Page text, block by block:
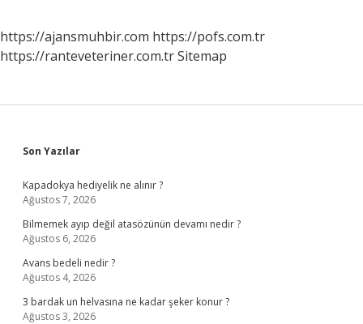
https://ajansmuhbir.com https://pofs.com.tr
https://ranteveteriner.com.trSitemap
Sidebar
Son Yazılar
Kapadokya hediyelik ne alınır ?
Ağustos 7, 2026
Bilmemek ayıp değil atasözünün devamı nedir ?
Ağustos 6, 2026
Avans bedeli nedir ?
Ağustos 4, 2026
3 bardak un helvasına ne kadar şeker konur ?
Ağustos 3, 2026